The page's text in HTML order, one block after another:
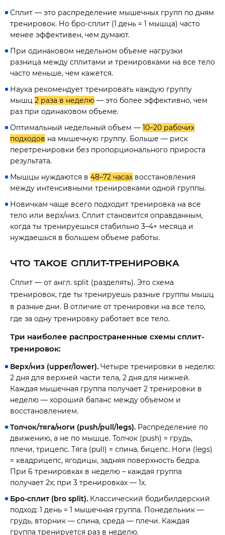
Сплит — это распределение мышечных групп по дням
тренировок. Но бро-сплит (1 день = 1 мышца) часто
менее эффективен, чем думают.
При одинаковом недельном объеме нагрузки
разница между сплитами и тренировками на все тело
часто меньше, чем кажется.
Наука рекомендует тренировать каждую группу
мышц 2 раза в неделю — это более эффективно, чем
раз при одинаковом объеме.
Оптимальный недельный объем — 10–20 рабочих
подходов на мышечную группу. Больше — риск
перетренировки без пропорционального прироста
результата.
Мышцы нуждаются в 48–72 часах восстановления
между интенсивными тренировками одной группы.
Новичкам чаще всего подходит тренировка на все
тело или верх/низ. Сплит становится оправданным,
когда ты тренируешься стабильно 3–4+ месяца и
нуждаешься в большем объеме работы.
ЧТО ТАКОЕ СПЛИТ-ТРЕНИРОВКА
Сплит — от англ. split (разделять). Это схема
тренировок, где ты тренируешь разные группы мышц
в разные дни. В отличие от тренировки на все тело,
где за одну тренировку работает все тело.
Три наиболее распространенные схемы сплит-
тренировок:
Верх/низ (upper/lower). Четыре тренировки в неделю:
2 дня для верхней части тела, 2 дня для нижней.
Каждая мышечная группа получает 2 тренировки в
неделю — хороший баланс между объемом и
восстановлением.
Толчок/тяга/ноги (push/pull/legs). Распределение по
движению, а не по мышце. Толчок (push) = грудь,
плечи, трицепс. Тяга (pull) = спина, бицепс. Ноги (legs)
= квадрицепс, ягодицы, задняя поверхность бедра.
При 6 тренировках в неделю – каждая группа
получает 2x; при 3 тренировках — 1x.
Бро-сплит (bro split). Классический бодибилдерский
подход: 1 день = 1 мышечная группа. Понедельник —
грудь, вторник — спина, среда — плечи. Каждая
группа тренируется раз в неделю.